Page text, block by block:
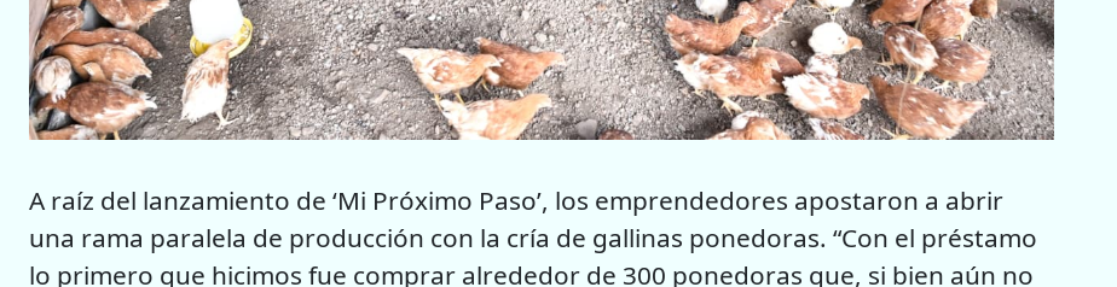
A raíz del lanzamiento de ‘Mi Próximo Paso’, los emprendedores apostaron a abrir
una rama paralela de producción con la cría de gallinas ponedoras. “Con el préstamo
lo primero que hicimos fue comprar alrededor de 300 ponedoras que, si bien aún no